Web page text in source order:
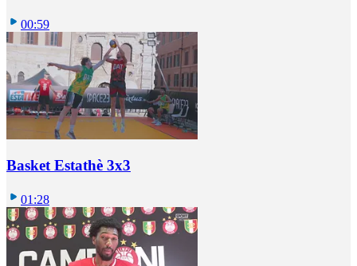
00:59
Basket Estathè 3x3
01:28